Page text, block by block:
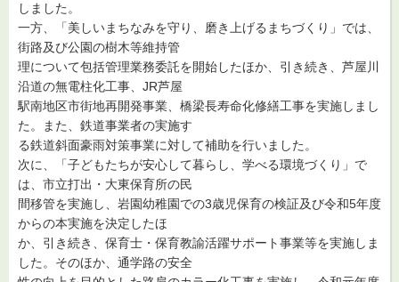
しました。
一方、「美しいまちなみを守り、磨き上げるまちづくり」では、
街路及び公園の樹木等維持管
理について包括管理業務委託を開始したほか、引き続き、芦屋川
沿道の無電柱化工事、JR芦屋
駅南地区市街地再開発事業、橋梁長寿命化修繕工事を実施しまし
た。また、鉄道事業者の実施す
る鉄道斜面豪雨対策事業に対して補助を行いました。
次に、「子どもたちが安心して暮らし、学べる環境づくり」で
は、市立打出・大東保育所の民
間移管を実施し、岩園幼稚園での3歳児保育の検証及び令和5年度
からの本実施を決定したほ
か、引き続き、保育士・保育教諭活躍サポート事業等を実施しま
した。そのほか、通学路の安全